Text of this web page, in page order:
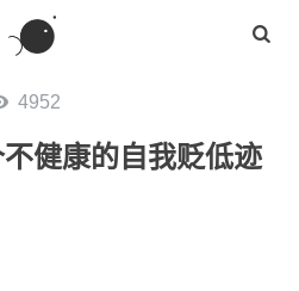
4952
健康的自我贬低迹